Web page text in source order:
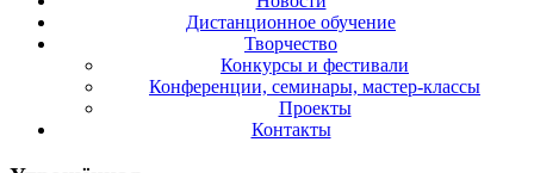
Дистанционное обучение
Творчество
Конкурсы и фестивали
Конференции, семинары, мастер-классы
Проекты
Контакты